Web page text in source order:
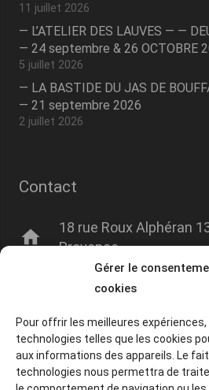
Gérer le
cookies
Pour offrir les meilleures
technologies telles que les cookies
aux informations des appareils. Le
technologies nous permettra de
11 juillet 2026
— L’ATELIER DES LAUVES — —
— 24 septembre & 26 OCTOBRE
5 juillet 2026
— LA BASTIDE DU JAS DE
— 21 septembre 2026
2 juillet 2026
Contact
home
18 rue Roux Alphéran
Provence
phone +33 06 00 00 00 00
© 2020-2026 Tous droits